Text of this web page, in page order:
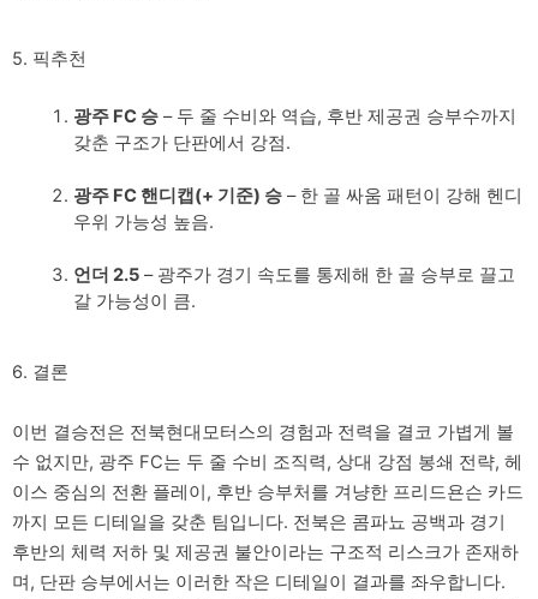
5. 픽추천
광주 FC 승 – 두 줄 수비와 역습, 후반 제공권 승부수까지
갖춘 구조가 단판에서 강점.
광주 FC 핸디캡(+ 기준) 승 – 한 골 싸움 패턴이 강해 헨디
우위 가능성 높음.
언더 2.5 – 광주가 경기 속도를 통제해 한 골 승부로 끌고
갈 가능성이 큼.
6. 결론
이번 결승전은 전북현대모터스의 경험과 전력을 결코 가볍게 볼
수 없지만, 광주 FC는 두 줄 수비 조직력, 상대 강점 봉쇄 전략, 헤
이스 중심의 전환 플레이, 후반 승부처를 겨냥한 프리드욘슨 카드
까지 모든 디테일을 갖춘 팀입니다. 전북은 콤파뇨 공백과 경기
후반의 체력 저하 및 제공권 불안이라는 구조적 리스크가 존재하
며, 단판 승부에서는 이러한 작은 디테일이 결과를 좌우합니다.